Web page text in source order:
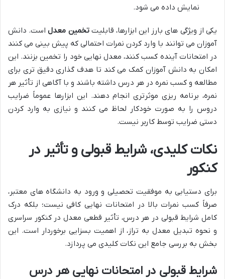
نمایش داده می شود.
یکی از ویژگی های بارز این ابزارها، قابلیتتخمین معدلاست. دانش
آموزان می توانند با وارد کردن نمرات احتمالی که پیش بینی می کنند
در امتحانات آینده کسب کنند، معدل نهایی خود را تخمین بزنند. این
امکان به دانش آموزان کمک می کند تا هدف گذاری دقیق تری برای
مطالعه و کسب نمره در هر درس داشته باشند و با آگاهی از تأثیر هر
نمره، برنامه ریزی موثرتری انجام دهند. این ابزارها عموماً ضرایب
دروس را به صورت خودکار لحاظ می کنند و نیازی به وارد کردن
دستی ضرایب توسط کاربر نیست.
نکات کلیدی، شرایط قبولی و تأثیر در
کنکور
برای دستیابی به موفقیت تحصیلی و ورود به دانشگاه های معتبر،
صرفاً کسب نمرات بالا در امتحانات نهایی کافی نیست؛ بلکه درک
کامل شرایط قبولی در هر درس، تأثیر قطعی معدل در کنکور سراسری
و نحوه تبدیل معدل به تراز، از اهمیت بسزایی برخوردار است. این
بخش به بررسی جامع این نکات کلیدی می پردازد.
شرایط قبولی در امتحانات نهایی هر درس